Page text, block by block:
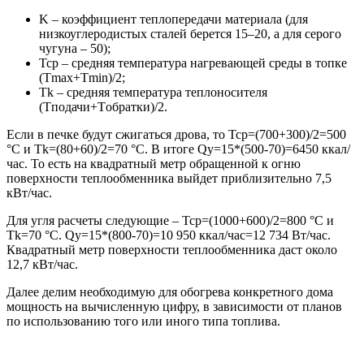
K – коэффициент теплопередачи материала (для
низкоуглеродистых сталей берется 15–20, а для серого
чугуна – 50);
Tcp – средняя температура нагревающей среды в топке
(Tmax+Tmin)/2;
Tk – средняя температура теплоносителя
(Tподачи+Tобратки)/2.
Если в печке будут сжигаться дрова, то Tcp=(700+300)/2=500
°С и Tk=(80+60)/2=70 °С. В итоге Qy=15*(500-70)=6450 ккал/
час. То есть на квадратный метр обращенной к огню
поверхности теплообменника выйдет приблизительно 7,5
кВт/час.
Для угля расчеты следующие – Tcp=(1000+600)/2=800 °С и
Tk=70 °С. Qy=15*(800-70)=10 950 ккал/час=12 734 Вт/час.
Квадратный метр поверхности теплообменника даст около
12,7 кВт/час.
Далее делим необходимую для обогрева конкретного дома
мощность на вычисленную цифру, в зависимости от планов
по использованию того или иного типа топлива.